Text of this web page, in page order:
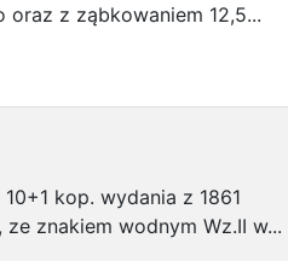
z ząbkowaniem 12,5...
kop. wydania z 1861
znakiem wodnym Wz.II w...